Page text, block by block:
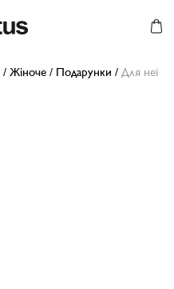
/ Жіноче / Подарунки / Для неї